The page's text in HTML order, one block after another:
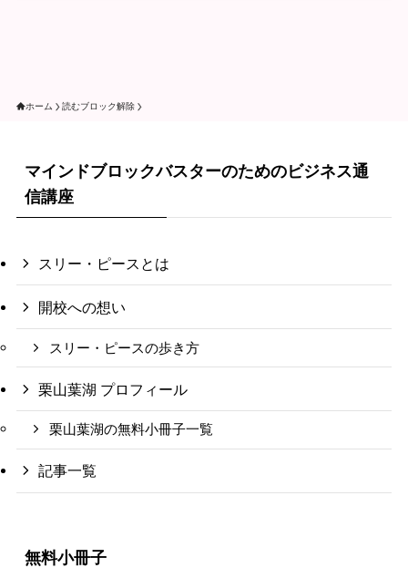
ホーム 読むブロック解除
マインドブロックバスターのためのビジネス通
信講座
スリー・ピースとは
開校への想い
スリー・ピースの歩き方
栗山葉湖 プロフィール
栗山葉湖の無料小冊子一覧
記事一覧
無料小冊子